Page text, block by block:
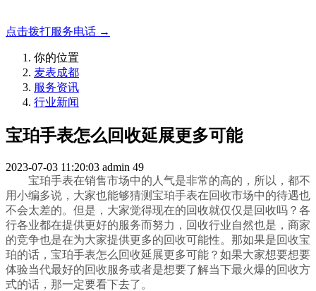
点击拨打服务电话 →
你的位置
麦表成都
服务资讯
行业新闻
宝珀手表怎么回收延展更多可能
2023-07-03 11:20:03 admin 49
宝珀手表在销售市场中的人气是非常的高的，所以，都不
用小编多说，大家也能够猜测宝珀手表在回收市场中的待遇也
不会太差的。但是，大家觉得现在的回收就仅仅是回收吗？各
行各业都在提供更好的服务而努力，回收行业自然也是，商家
的竞争也是在为大家提供更多的回收可能性。那如果是回收宝
珀的话，宝珀手表怎么回收延展更多可能？如果大家想要想要
体验当代最好的回收服务或者是想要了解当下最火爆的回收方
式的话，那一定要看下去了。